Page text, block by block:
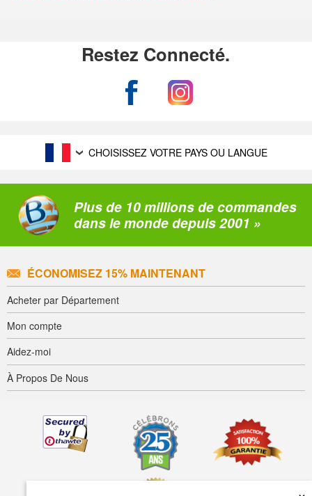
Restez Connecté.
CHOISISSEZ VOTRE PAYS OU LANGUE
Plus de 10 millions de commandes
dans le monde depuis 2001 »
ÉCONOMISEZ 15% MAINTENANT
Acheter par Département
Mon compte
Aidez-moi
À Propos De Nous